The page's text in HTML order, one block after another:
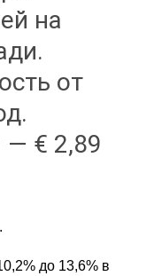
на
от
— € 2,89
до 13,6% в